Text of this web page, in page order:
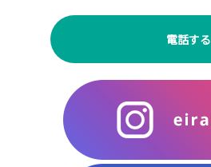
電話する